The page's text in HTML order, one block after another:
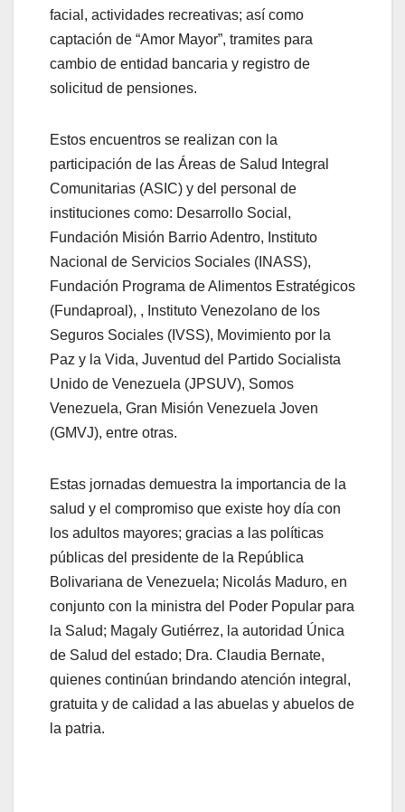
facial, actividades recreativas; así como
captación de “Amor Mayor”, tramites para
cambio de entidad bancaria y registro de
solicitud de pensiones.
Estos encuentros se realizan con la
participación de las Áreas de Salud Integral
Comunitarias (ASIC) y del personal de
instituciones como: Desarrollo Social,
Fundación Misión Barrio Adentro, Instituto
Nacional de Servicios Sociales (INASS),
Fundación Programa de Alimentos Estratégicos
(Fundaproal), , Instituto Venezolano de los
Seguros Sociales (IVSS), Movimiento por la
Paz y la Vida, Juventud del Partido Socialista
Unido de Venezuela (JPSUV), Somos
Venezuela, Gran Misión Venezuela Joven
(GMVJ), entre otras.
Estas jornadas demuestra la importancia de la
salud y el compromiso que existe hoy día con
los adultos mayores; gracias a las políticas
públicas del presidente de la República
Bolivariana de Venezuela; Nicolás Maduro, en
conjunto con la ministra del Poder Popular para
la Salud; Magaly Gutiérrez, la autoridad Única
de Salud del estado; Dra. Claudia Bernate,
quienes continúan brindando atención integral,
gratuita y de calidad a las abuelas y abuelos de
la patria.